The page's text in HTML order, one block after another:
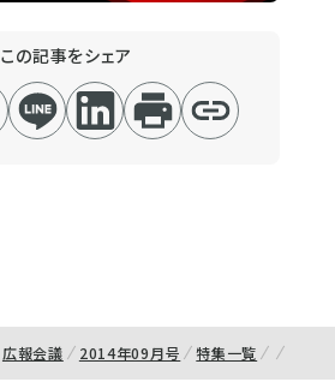
この記事をシェア
広報会議 2014年09月号 特集一覧